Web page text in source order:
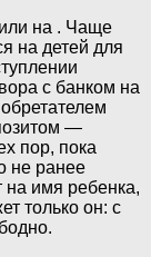
на . Чаще
на детей для
с банком на
—
пор, пока
не ранее
на имя ребенка,
только он: с